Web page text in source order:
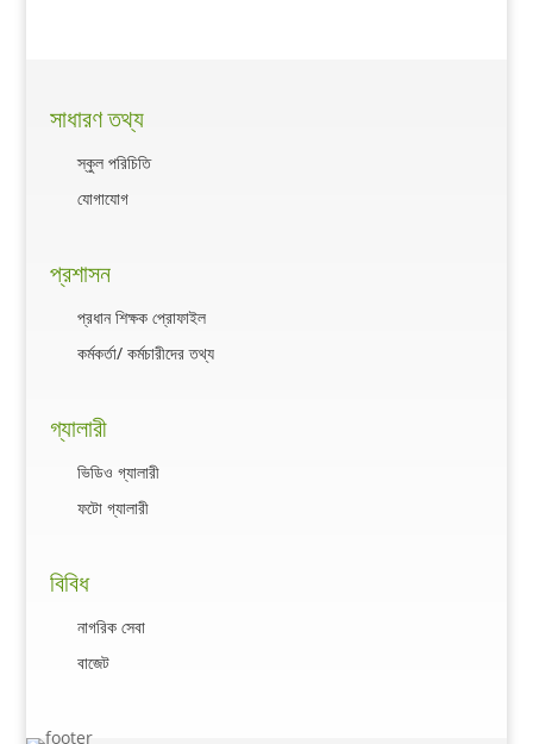
সাধারণ তথ্য
স্কুল পরিচিতি
যোগাযোগ
প্রশাসন
প্রধান শিক্ষক প্রোফাইল
কর্মকর্তা/ কর্মচারীদের তথ্য
গ্যালারী
ভিডিও গ্যালারী
ফটো গ্যালারী
বিবিধ
নাগরিক সেবা
বাজেট